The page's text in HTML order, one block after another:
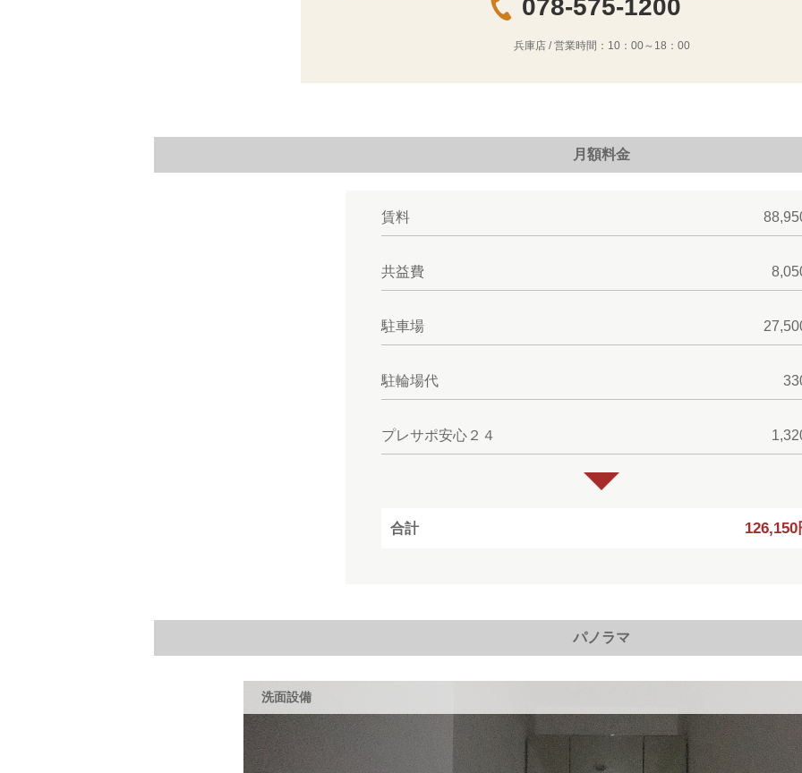
078-575-1200
兵庫店/ 営業時間： 10：00～18：00
月額料金
賃料
共益費
駐車場
駐輪場代
プレサポ安心２４
合計 126,150
パノラマ
洗面設備